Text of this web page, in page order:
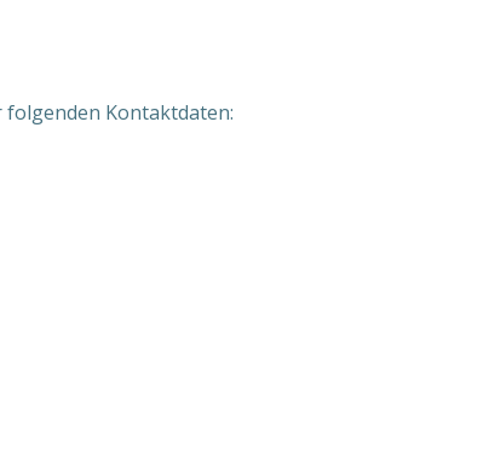
Kontaktdaten: